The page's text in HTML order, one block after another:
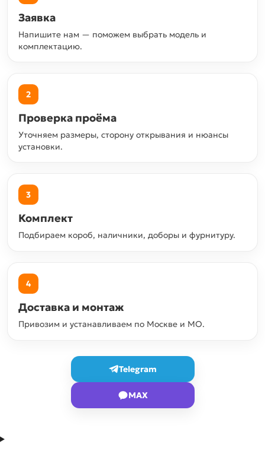
Заявка
Напишите нам — поможем выбрать модель и
комплектацию.
2
Проверка проёма
Уточняем размеры, сторону открывания и нюансы
установки.
3
Комплект
Подбираем короб, наличники, доборы и фурнитуру.
4
Доставка и монтаж
Привозим и устанавливаем по Москве и МО.
Telegram
MAX